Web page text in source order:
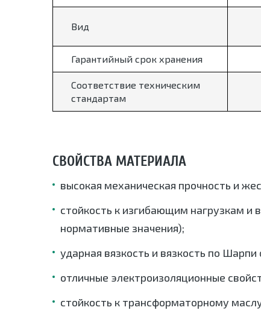
Вид
Гарантийный срок хранения
Соответствие техническим
стандартам
СВОЙСТВА МАТЕРИАЛА
высокая механическая прочность и
стойкость к изгибающим нагрузкам и
нормативные значения);
ударная вязкость и вязкость по
отличные электроизоляционные
стойкость к трансформаторному